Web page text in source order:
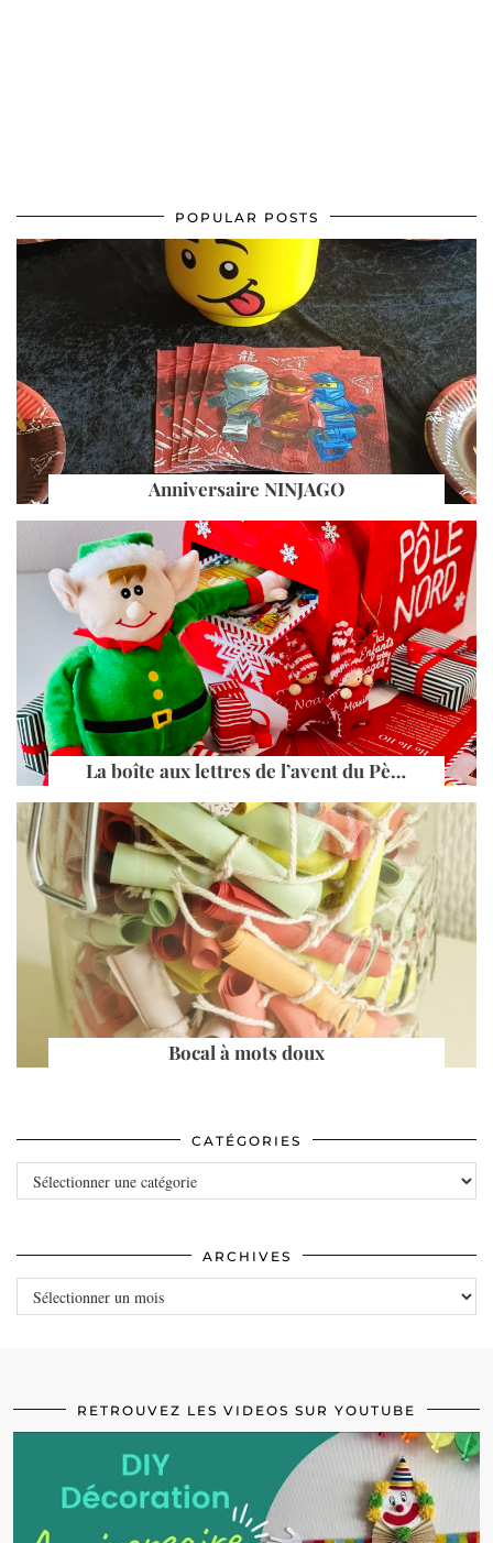
POPULAR POSTS
Anniversaire NINJAGO
La boîte aux lettres de l’avent du Pè…
Bocal à mots doux
CATÉGORIES
Catégories
ARCHIVES
Archives
RETROUVEZ LES VIDEOS SUR YOUTUBE